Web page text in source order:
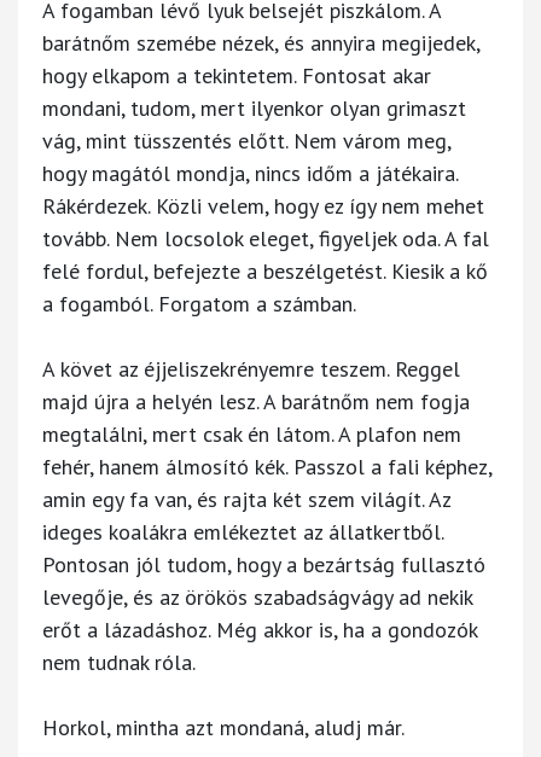
A fogamban lévő lyuk belsejét piszkálom. A
barátnőm szemébe nézek, és annyira megijedek,
hogy elkapom a tekintetem. Fontosat akar
mondani, tudom, mert ilyenkor olyan grimaszt
vág, mint tüsszentés előtt. Nem várom meg,
hogy magától mondja, nincs időm a játékaira.
Rákérdezek. Közli velem, hogy ez így nem mehet
tovább. Nem locsolok eleget, figyeljek oda. A fal
felé fordul, befejezte a beszélgetést. Kiesik a kő
a fogamból. Forgatom a számban.
A követ az éjjeliszekrényemre teszem. Reggel
majd újra a helyén lesz. A barátnőm nem fogja
megtalálni, mert csak én látom. A plafon nem
fehér, hanem álmosító kék. Passzol a fali képhez,
amin egy fa van, és rajta két szem világít. Az
ideges koalákra emlékeztet az állatkertből.
Pontosan jól tudom, hogy a bezártság fullasztó
levegője, és az örökös szabadságvágy ad nekik
erőt a lázadáshoz. Még akkor is, ha a gondozók
nem tudnak róla.
Horkol, mintha azt mondaná, aludj már.